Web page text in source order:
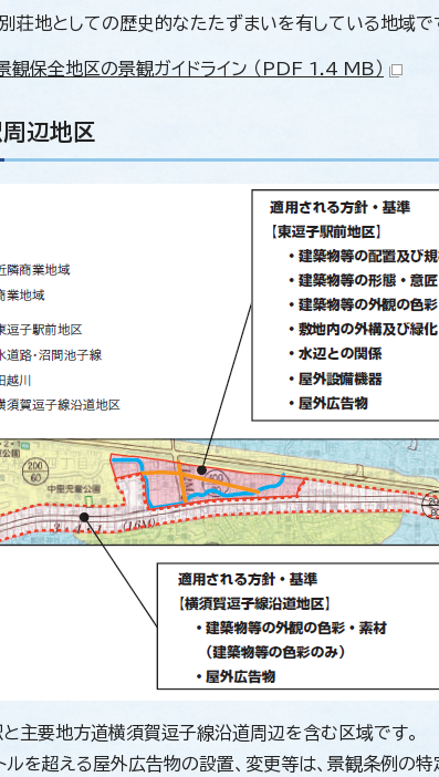
荘地としての歴史的なたたずまいを有している地域で
観保全地区の景観ガイドライン （PDF 1.4 MB）
辺地区
主要地方道横須賀逗子線沿道周辺を含む区域です。
ルを超える屋外広告物の設置、変更等は、景観条例の